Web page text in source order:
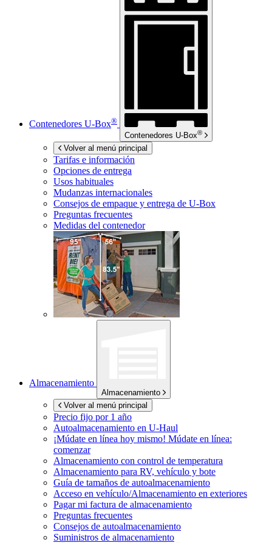
Contenedores U-Box®
Contenedores U-Box®
Volver al menú principal
Tarifas e información
Opciones de entrega
Usos habituales
Mudanzas internacionales
Consejos de empaque y entrega de U-Box
Preguntas frecuentes
Medidas del contenedor
Almacenamiento
Almacenamiento
Volver al menú principal
Precio fijo por 1 año
Autoalmacenamiento en U-Haul
¡Múdate en línea hoy mismo! Múdate en línea:
comenzar
Almacenamiento con control de temperatura
Almacenamiento para RV, vehículo y bote
Guía de tamaños de autoalmacenamiento
Acceso en vehículo/Almacenamiento en exteriores
Pagar mi factura de almacenamiento
Preguntas frecuentes
Consejos de autoalmacenamiento
Suministros de almacenamiento